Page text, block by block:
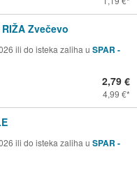
Zvečevo
ili do isteka zaliha u SPAR -
2,79 €
4,99 €
ili do isteka zaliha u SPAR -